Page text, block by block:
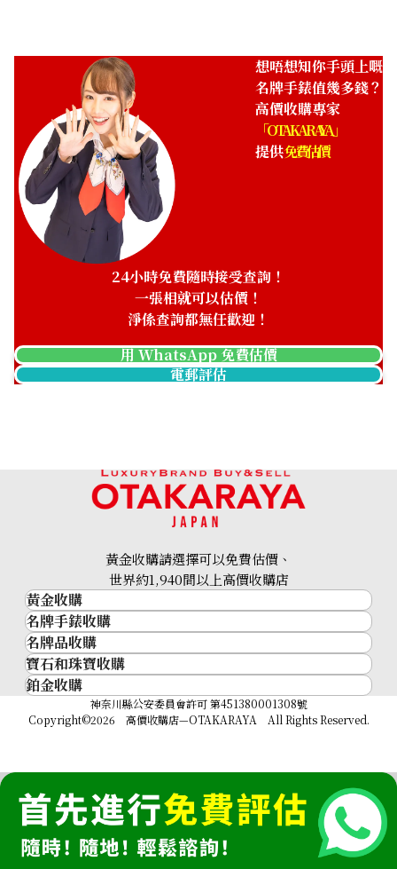
Franck Muller Master
Square 6002LQZ
參考回收價
收購日期: 2024年3月 收購日期: 2023年6月
Franck Muller Master
Square 6002SQZ
收購日期: 2025年2月
Franck Muller Master
Square 6000 K SC DT BL
ASK
收購日期: 2024年10月
Franck Muller Master
Square 6002HQZV
參考回收價
ASK
Franck Muller Master
Square 6002MQZR
參考回收價
ASK
想唔想知你手頭上嘅
名牌手錶值幾多錢？
高價收購專家
「OTAKARAYA」
提供免費估價
24小時免費隨時接受查詢！
一張相就可以估價！
淨係查詢都無任歡迎！
用 WhatsApp 免費估價
電郵評估
黃金收購請選擇可以免費估價、
世界約1,940間以上高價收購店
黃金收購
黃金･金條
金條
金幣及銀幣
過去十年黃金價格
金飾
名牌手錶收購
名牌手錶收購
勞力士 (Rolex)
Patek Philippe
Audemars Piguet
名牌品收購
名牌品收購
HERMES
LOUIS VUITTON
CHANEL
CELINE
FENDI
Christian Dior
GUCCI
寶石和珠寶收購
寶石和珠寶
祖母綠
紅寶石
鉑金收購
神奈川縣公安委員會許可 第451380001308號
Copyright©2026 高價收購店—OTAKARAYA All Rights Reserved.